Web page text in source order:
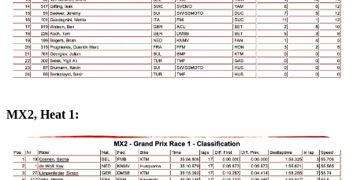
MX2, Heat 1: